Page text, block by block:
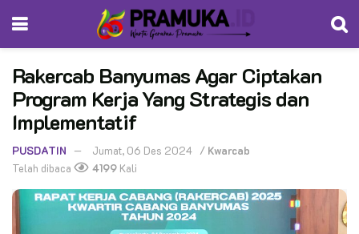
Rakercab Banyumas Agar Ciptakan
Program Kerja Yang Strategis dan
Implementatif
PUSDATIN Jumat, 06 Des 2024 / Kwarcab
Telah dibaca
4199 Kali